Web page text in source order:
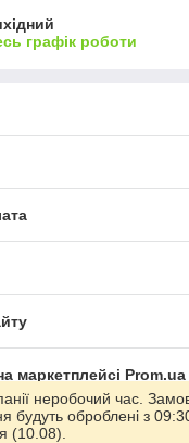
графік роботи
маркетплейсі Prom.ua
неробочий час.
будуть оброблені з
(10.08).